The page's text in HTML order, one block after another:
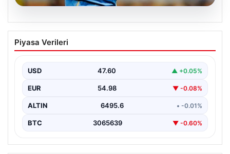
06.08.2026
Diego Forlan Uruguay Milli Takımı’nın
yeni teknik direktörü oldu
Piyasa Verileri
USD 47.60 ▲ +0.05%
EUR 54.98 ▼ -0.08%
ALTIN 6495.6 • -0.01%
BTC 3065639 ▼ -0.60%